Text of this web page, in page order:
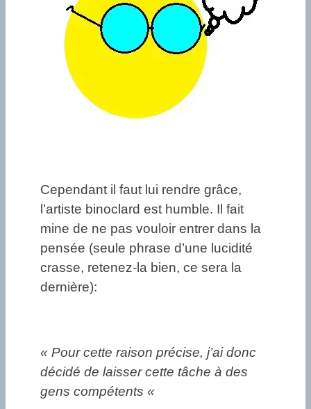
Cependant il faut lui rendre grâce,
l’artiste binoclard est humble. Il fait
mine de ne pas vouloir entrer dans la
pensée (seule phrase d’une lucidité
crasse, retenez-la bien, ce sera la
dernière):
« Pour cette raison précise, j’ai donc
décidé de laisser cette tâche à des
gens compétents «